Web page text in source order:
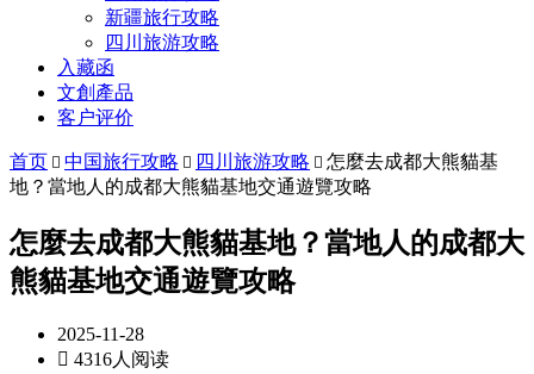
新疆旅行攻略
四川旅游攻略
入藏函
文創產品
客户评价
首页  中国旅行攻略  四川旅游攻略  怎麼去成都大熊貓基
地？當地人的成都大熊貓基地交通遊覽攻略
怎麼去成都大熊貓基地？當地人的成都大
熊貓基地交通遊覽攻略
2025-11-28
 4316人阅读